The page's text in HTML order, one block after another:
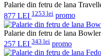
Palarie din fetru de lana
877 LEI 1253 lei promo
Palarie din fetru de lana
257 LEI 343 lei promo